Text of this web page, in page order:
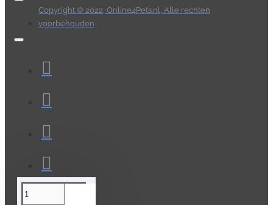
Copyright © 2022, Online4Pets.nl, Alle rechten
voorbehouden